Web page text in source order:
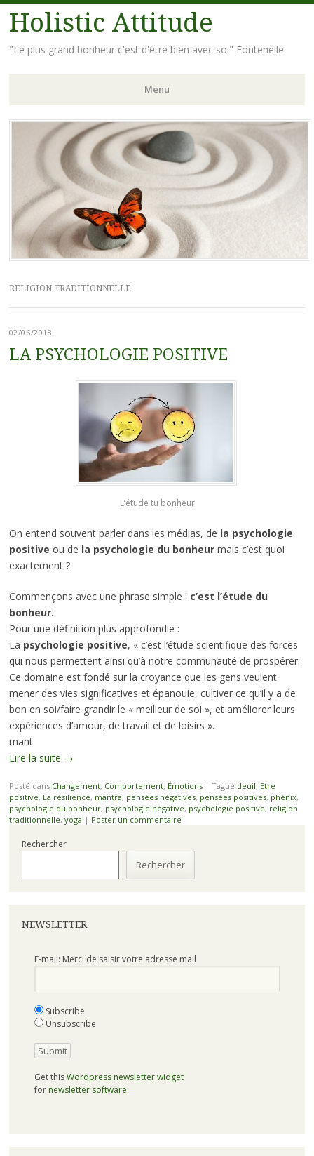
Holistic Attitude
"Le plus grand bonheur c'est d'être bien avec soi" Fontenelle
Menu
Aller
principal
RELIGION TRADITIONNELLE
02/06/2018
LA PSYCHOLOGIE POSITIVE
L’étude tu bonheur
On entend souvent parler dans les médias, de la psychologie
positive ou de la psychologie du bonheurmais c’est quoi
exactement ?
Commençons avec une phrase simple : c’est l’étude du
bonheur.
Pour une définition plus approfondie :
La psychologie positive, « c’est l’étude scientifique des forces
qui nous permettent ainsi qu’à notre communauté de prospérer.
Ce domaine est fondé sur la croyance que les gens veulent
mener des vies significatives et épanouie, cultiver ce qu’il y a de
bon en soi/faire grandir le « meilleur de soi », et améliorer leurs
expériences d’amour, de travail et de loisirs ».
mant
Lire la suite →
Posté dans Changement, Comportement, Émotions | Tagué deuil, Etre
positive, La résilience, mantra, pensées négatives, pensées positives, phénix,
psychologie du bonheur, psychologie négative, psychologie positive, religion
traditionnelle, yoga | Poster un commentaire
Rechercher
Rechercher
NEWSLETTER
E-mail: Merci de saisir votre adresse mail
Subscribe
Unsubscribe
Get thisWordpress newsletter widget
for newsletter software